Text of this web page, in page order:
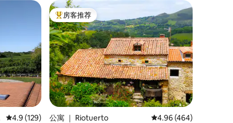
平均评分 4.9 分（满分 5 分），共 129 条评价
4.9 (129)
热门「房客推荐」
房客推荐
公寓 ｜ Riotuerto 平均评分 4.96 分（满
4.96 (464)